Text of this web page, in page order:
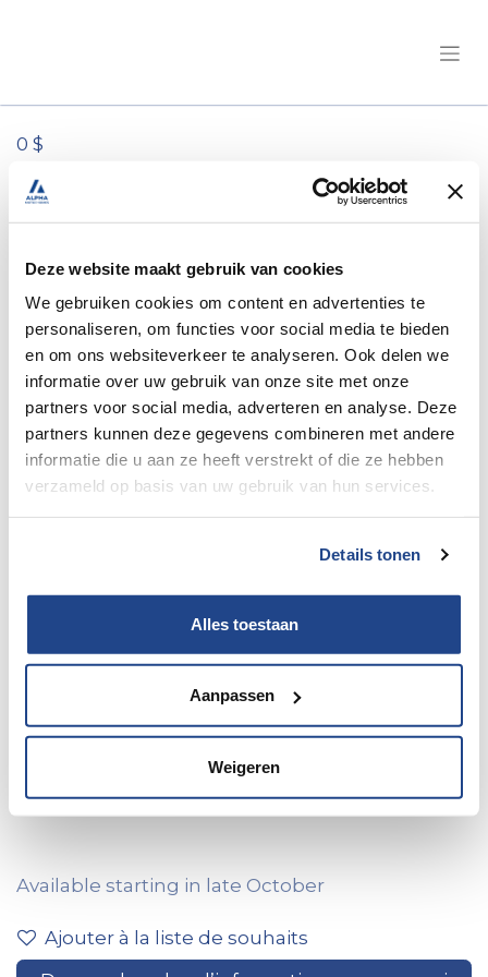
Deze website maakt gebruik van cookies
We gebruiken cookies om content en advertenties te
personaliseren, om functies voor social media te bieden
en om ons websiteverkeer te analyseren. Ook delen we
informatie over uw gebruik van onze site met onze
partners voor social media, adverteren en analyse. Deze
partners kunnen deze gegevens combineren met andere
informatie die u aan ze heeft verstrekt of die ze hebben
verzameld op basis van uw gebruik van hun services.
Details tonen
Alles toestaan
Aanpassen
Weigeren
0 $
Tous les produits
Rimor/Kilig 50 Ford 165 PK boîte
Rimor/Kilig 50 Ford 165 PK
boîte automatique/2HVN185
Available starting in late October
Ajouter à la liste de souhaits